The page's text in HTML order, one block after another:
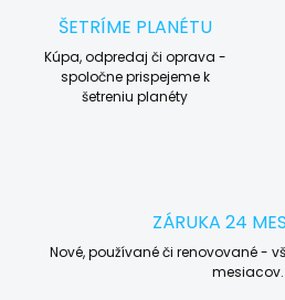
ŠETRÍME PLANÉTU
Kúpa, odpredaj či oprava -
spoločne prispejeme k
šetreniu planéty
ZÁRUKA 24
Nové, používané či renovované -
mesiacov.